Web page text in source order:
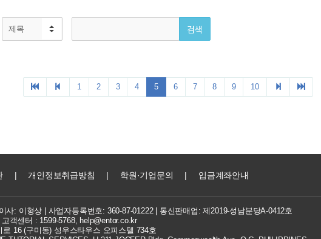
| 개인정보취급방침 | 학원·기업문의 | 입금계좌안내
사: 이형상 | 사업자등록번호: 360-87-01222| 통신판매업: 제2019-성남분당A-0412호
객센터 : 1599-5768, help@entor.co.kr
16 (구미동) 성우스타우스 오피스텔 734호